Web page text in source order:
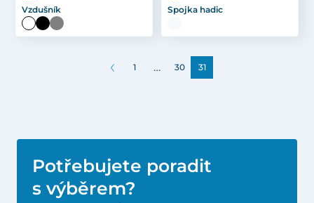
Vzdušník Spojka hadic
1 … 30 31
Potřebujete poradit
s výběrem?